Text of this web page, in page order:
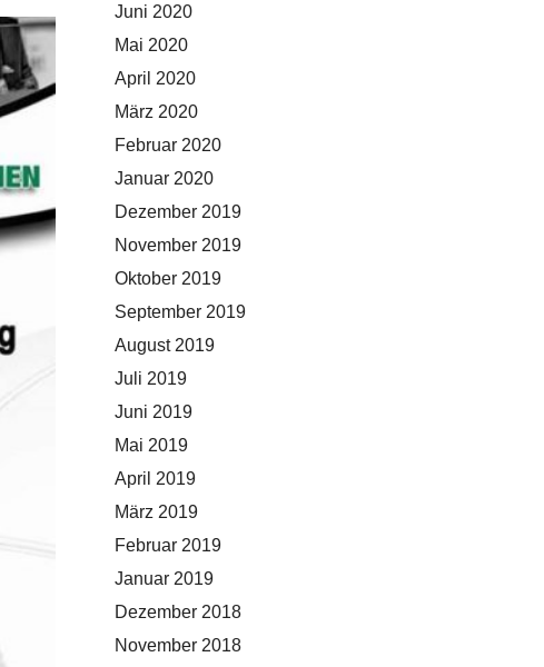
Juni 2020
Mai 2020
April 2020
März 2020
Februar 2020
Januar 2020
Dezember 2019
November 2019
Oktober 2019
September 2019
August 2019
Juli 2019
Juni 2019
Mai 2019
April 2019
März 2019
Februar 2019
Januar 2019
Dezember 2018
November 2018